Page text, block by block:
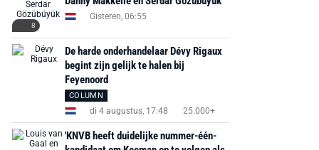
AANBIEDING -40%
8
Gisteren, 06:55
De harde onderhandelaar Dévy Rigaux
begint zijn gelijk te halen bij
Feyenoord
COLUMN
di 4 augustus, 17:48 25.000+
'KNVB heeft duidelijke nummer-één-